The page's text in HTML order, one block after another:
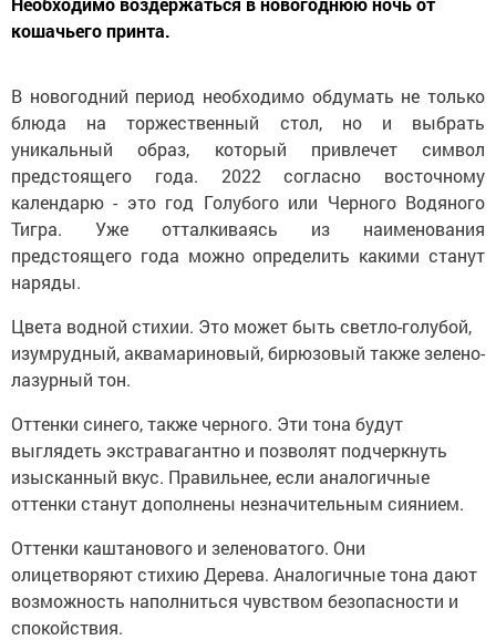
кошачьего принта.
В новогодний период необходимо обдумать не только
блюда на торжественный стол, но и выбрать
уникальный образ, который привлечет символ
предстоящего года. 2022 согласно восточному
календарю - это год Голубого или Черного Водяного
Тигра. Уже отталкиваясь из наименования
предстоящего года можно определить какими станут
наряды.
Цвета водной стихии. Это может быть светло-голубой,
изумрудный, аквамариновый, бирюзовый также зелено-
лазурный тон.
Оттенки синего, также черного. Эти тона будут
выглядеть экстравагантно и позволят подчеркнуть
изысканный вкус. Правильнее, если аналогичные
оттенки станут дополнены незначительным сиянием.
Оттенки каштанового и зеленоватого. Они
олицетворяют стихию Дерева. Аналогичные тона дают
возможность наполниться чувством безопасности и
спокойствия.